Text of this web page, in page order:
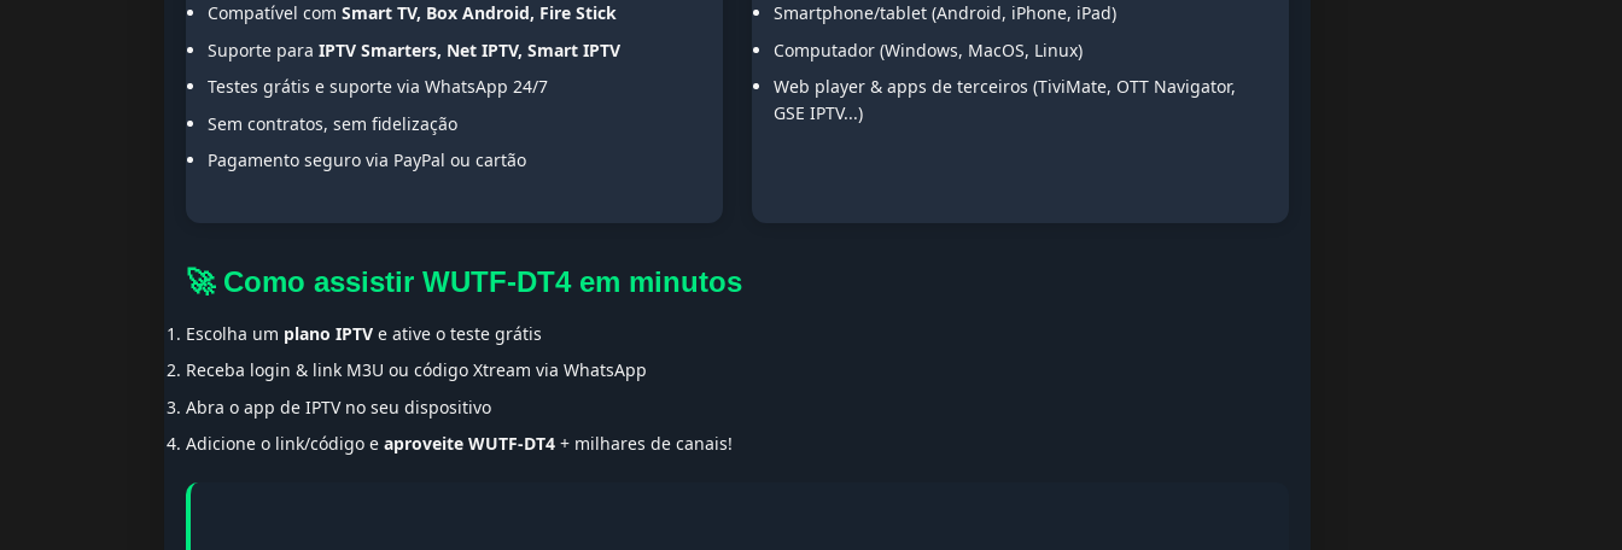
Compatível com Smart TV, Box Android, Fire Stick
Suporte para IPTV Smarters, Net IPTV, Smart IPTV
Testes grátis e suporte via WhatsApp 24/7
Sem contratos, sem fidelização
Pagamento seguro via PayPal ou cartão
Smartphone/tablet (Android, iPhone, iPad)
Computador (Windows, MacOS, Linux)
Web player & apps de terceiros (TiviMate, OTT Navigator,
GSE IPTV...)
🚀 Como assistir WUTF-DT4 em minutos
Escolha um plano IPTV e ative o teste grátis
Receba login & link M3U ou código Xtream via WhatsApp
Abra o app de IPTV no seu dispositivo
Adicione o link/código e aproveite WUTF-DT4 + milhares de canais!